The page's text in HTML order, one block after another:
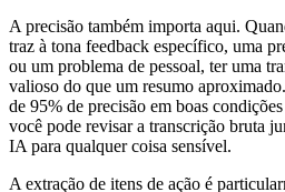
A precisão também importa aqui.
traz à tona feedback específico, uma
ou um problema de pessoal, ter uma
valioso do que um resumo
de 95% de precisão em boas
você pode revisar a transcrição bruta
IA para qualquer coisa sensível.
A extração de itens de ação é